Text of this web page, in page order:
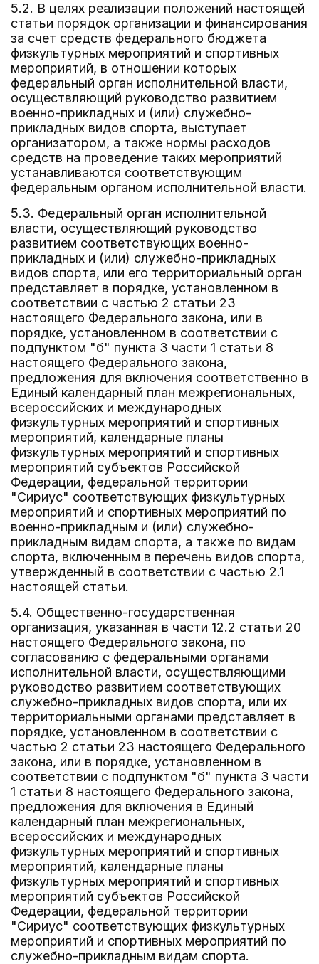
5.2. В целях реализации положений настоящей
статьи порядок организации и финансирования
за счет средств федерального бюджета
физкультурных мероприятий и спортивных
мероприятий, в отношении которых
федеральный орган исполнительной власти,
осуществляющий руководство развитием
военно-прикладных и (или) служебно-
прикладных видов спорта, выступает
организатором, а также нормы расходов
средств на проведение таких мероприятий
устанавливаются соответствующим
федеральным органом исполнительной власти.
5.3. Федеральный орган исполнительной
власти, осуществляющий руководство
развитием соответствующих военно-
прикладных и (или) служебно-прикладных
видов спорта, или его территориальный орган
представляет в порядке, установленном в
соответствии с частью 2 статьи 23
настоящего Федерального закона, или в
порядке, установленном в соответствии с
подпунктом "б" пункта 3 части 1 статьи 8
настоящего Федерального закона,
предложения для включения соответственно в
Единый календарный план межрегиональных,
всероссийских и международных
физкультурных мероприятий и спортивных
мероприятий, календарные планы
физкультурных мероприятий и спортивных
мероприятий субъектов Российской
Федерации, федеральной территории
"Сириус" соответствующих физкультурных
мероприятий и спортивных мероприятий по
военно-прикладным и (или) служебно-
прикладным видам спорта, а также по видам
спорта, включенным в перечень видов спорта,
утвержденный в соответствии с частью 2.1
настоящей статьи.
5.4. Общественно-государственная
организация, указанная в части 12.2 статьи 20
настоящего Федерального закона, по
согласованию с федеральными органами
исполнительной власти, осуществляющими
руководство развитием соответствующих
служебно-прикладных видов спорта, или их
территориальными органами представляет в
порядке, установленном в соответствии с
частью 2 статьи 23 настоящего Федерального
закона, или в порядке, установленном в
соответствии с подпунктом "б" пункта 3 части
1 статьи 8 настоящего Федерального закона,
предложения для включения в Единый
календарный план межрегиональных,
всероссийских и международных
физкультурных мероприятий и спортивных
мероприятий, календарные планы
физкультурных мероприятий и спортивных
мероприятий субъектов Российской
Федерации, федеральной территории
"Сириус" соответствующих физкультурных
мероприятий и спортивных мероприятий по
служебно-прикладным видам спорта.